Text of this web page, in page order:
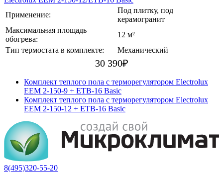
Применение:
Под плитку, под
керамогранит
Максимальная площадь
обогрева:
12 м²
Тип термостата в комплекте:
Механический
30 390₽
Комплект теплого пола с терморегулятором Electrolux
EEM 2-150-9 + ETB-16 Basic
Комплект теплого пола с терморегулятором Electrolux
EEM 2-150-12 + ETB-16 Basic
8(495)320-55-20